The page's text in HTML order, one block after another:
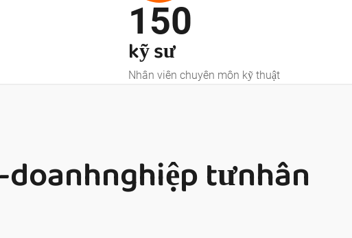
150
kỹ sư
Nhân viên chuyên môn kỹ thuật
tưnhân